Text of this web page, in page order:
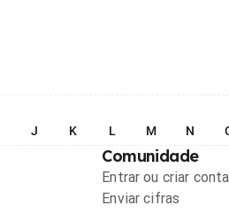
J K L M N
Comunidade
Entrar ou criar conta
Enviar cifras